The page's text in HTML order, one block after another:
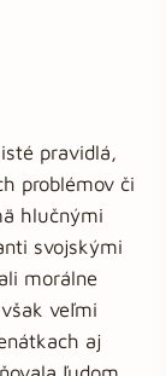
pravidlá,
problémov či
hlučnými
svojskými
morálne
veľmi
aj